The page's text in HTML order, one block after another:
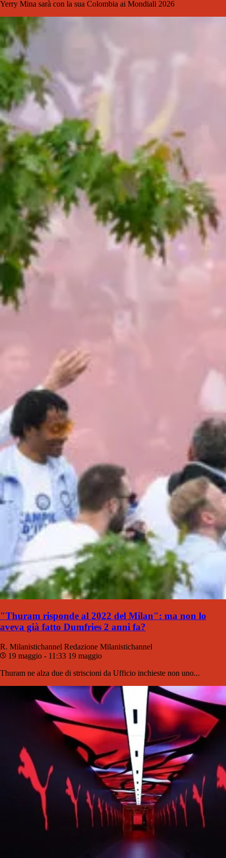
Yerry Mina sarà con la sua Colombia ai Mondiali 2026
"Thuram risponde al 2022 del Milan": ma non lo
aveva già fatto Dumfries 2 anni fa?
R. Milanistichannel Redazione Milanistichannel
19 maggio - 11:33 19 maggio
Thuram ne alza due di striscioni da Ufficio inchieste non uno...